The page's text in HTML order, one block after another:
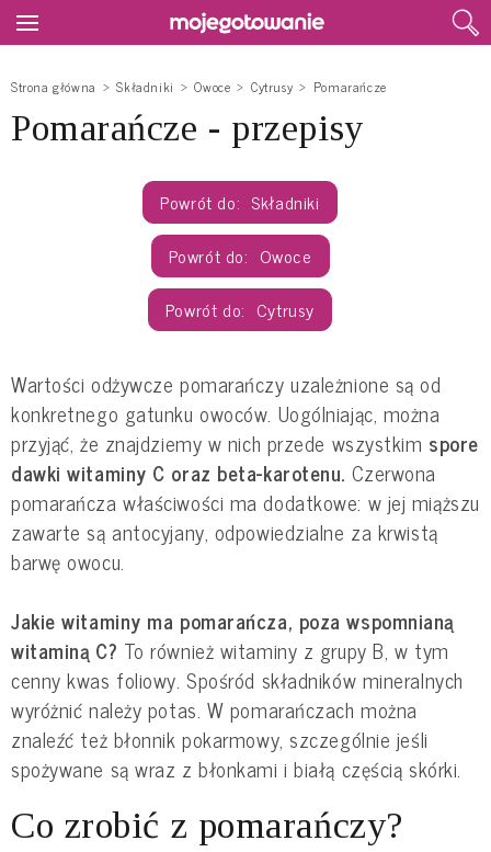
Strona główna Składniki Owoce Cytrusy Pomarańcze
Pomarańcze - przepisy
Składniki
Owoce
Cytrusy
Wartości odżywcze pomarańczy uzależnione są od
konkretnego gatunku owoców. Uogólniając, można
przyjąć, że znajdziemy w nich przede wszystkim spore
dawki witaminy C oraz beta-karotenu. Czerwona
pomarańcza właściwości ma dodatkowe: w jej miąższu
zawarte są antocyjany, odpowiedzialne za krwistą
barwę owocu.
Jakie witaminy ma pomarańcza, poza wspomnianą
witaminą C? To również witaminy z grupy B, w tym
cenny kwas foliowy. Spośród składników mineralnych
wyróżnić należy potas. W pomarańczach można
znaleźć też błonnik pokarmowy, szczególnie jeśli
spożywane są wraz z błonkami i białą częścią skórki.
Co zrobić z pomarańczy?